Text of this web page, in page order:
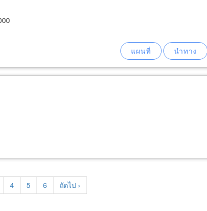
Page
4 Page
5 Page
6
Next
page
ถัดไป ›